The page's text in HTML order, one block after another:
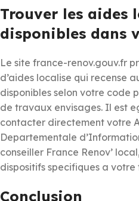
Trouver les aides
disponibles dans
Le site france-renov.gouv.fr
d’aides localise qui recense
disponibles selon votre code
de travaux envisages. Il est
contacter directement votre
Departementale
conseiller France Renov’
dispositifs specifiques a
Conclusion